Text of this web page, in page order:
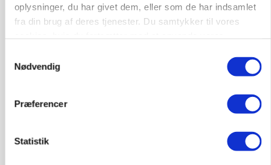
oplysninger, du har givet dem, eller som de har indsamlet
fra din brug af deres tjenester. Du samtykker til vores
Nødvendig
Præferencer
Statistik
Grambogård får oksekød på menuen hos